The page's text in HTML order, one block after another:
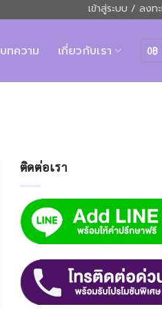
เข้าสู่ระบบ / ลงท
บทความ เกี่ยวกับเรา 0฿
ติดต่อเรา